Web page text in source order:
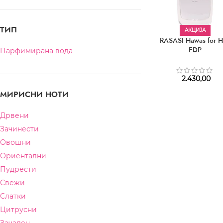
ТИП
Парфимирана вода
МИРИСНИ НОТИ
Дрвени
Зачинести
Овошни
Ориентални
Пудрести
Свежи
Слатки
Цитрусни
АКЦИЈА
RASASI Hawas for
EDP
2.430,00